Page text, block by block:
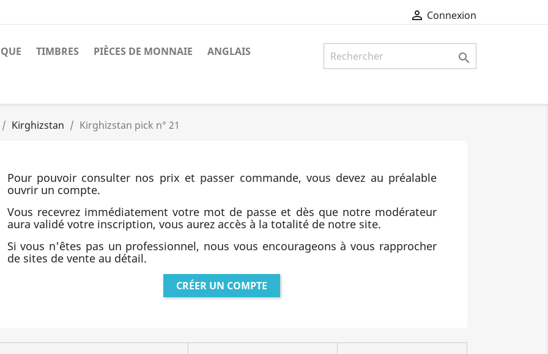
 Connexion

TIMBRES PIÈCES DE MONNAIE ANGLAIS
Kirghizstan Kirghizstan pick n° 21
Pour pouvoir consulter nos prix et passer commande, vous devez au préalable
ouvrir un compte.
Vous recevrez immédiatement votre mot de passe et dès que notre modérateur
aura validé votre inscription, vous aurez accès à la totalité de notre site.
Si vous n'êtes pas un professionnel, nous vous encourageons à vous rapprocher
de sites de vente au détail.
CRÉER UN COMPTE